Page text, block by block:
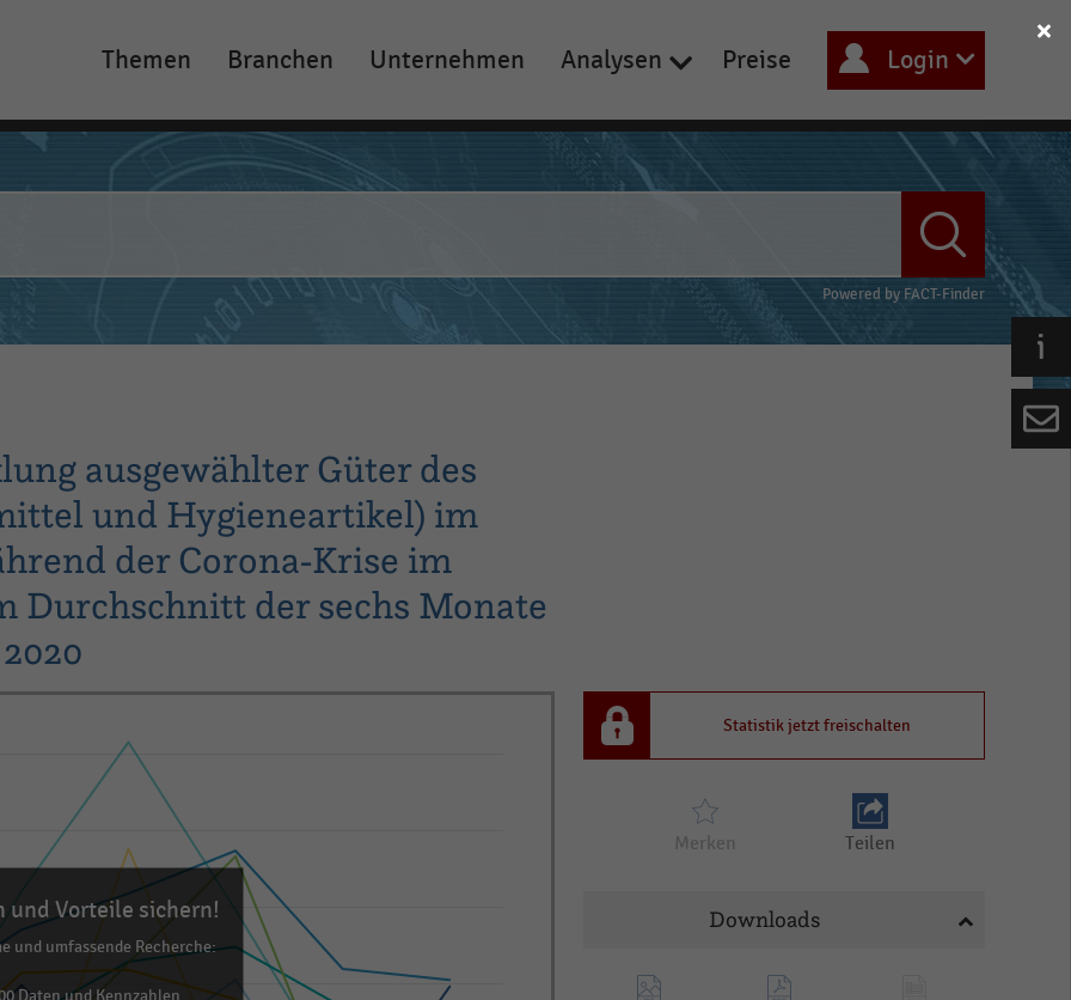
Main
navigation
Themen Branchen Unternehmen Analysen Preise Login
Powered by FACT-Finder
ausgewählter Güter des
und Hygieneartikel) im
der Corona-Krise im
Durchschnitt der sechs Monate
und Vorteile sichern!
und umfassende Recherche:
Daten und Kennzahlen
Statistik jetzt freischalten
Merken Teilen
Downloads